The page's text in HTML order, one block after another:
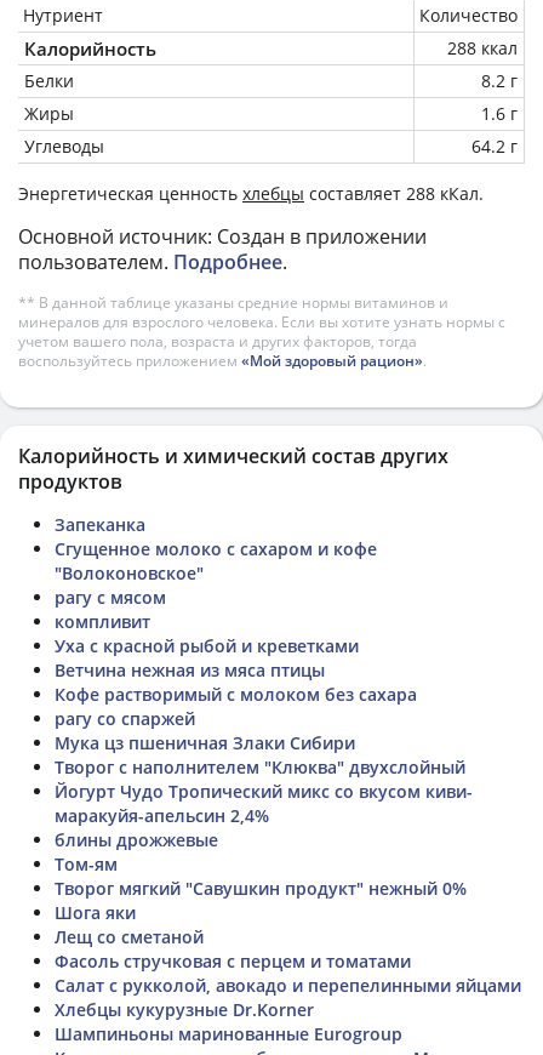
Нутриент
Количество
Калорийность
288 ккал
Белки
8.2 г
Жиры
1.6 г
Углеводы
64.2 г
Энергетическая ценность хлебцы составляет 288 кКал.
Основной источник: Создан в приложении
пользователем. Подробнее.
** В данной таблице указаны средние нормы витаминов и
минералов для взрослого человека. Если вы хотите узнать нормы с
учетом вашего пола, возраста и других факторов, тогда
воспользуйтесь приложением «Мой здоровый рацион».
Калорийность и химический состав других
продуктов
Запеканка
Сгущенное молоко с сахаром и кофе
"Волоконовское"
рагу с мясом
компливит
Уха с красной рыбой и креветками
Ветчина нежная из мяса птицы
Кофе растворимый с молоком без сахара
рагу со спаржей
Мука цз пшеничная Злаки Сибири
Творог с наполнителем "Клюква" двухслойный
Йогурт Чудо Тропический микс со вкусом киви-
маракуйя-апельсин 2,4%
блины дрожжевые
Том-ям
Творог мягкий "Савушкин продукт" нежный 0%
Шога яки
Лещ со сметаной
Фасоль стручковая с перцем и томатами
Салат с рукколой, авокадо и перепелинными яйцами
Хлебцы кукурузные Dr.Korner
Шампиньоны маринованные Eurogroup